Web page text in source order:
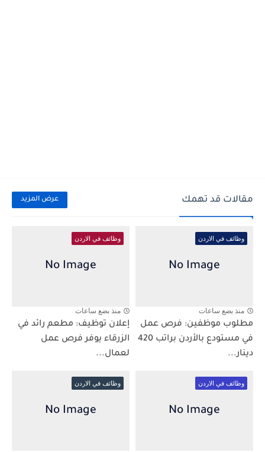
مقالات قد تهمك عرض المزيد
وظائف في الاردن
منذ بضع ساعات
مطلوب موظفين: فرص عمل
في مستودع بالأردن براتب 420
دينار...
وظائف في الاردن
منذ بضع ساعات
إعلان توظيف: مطعم رائد في
الزرقاء يوفر فرص عمل
لعمال...
وظائف في الاردن وظائف في الاردن